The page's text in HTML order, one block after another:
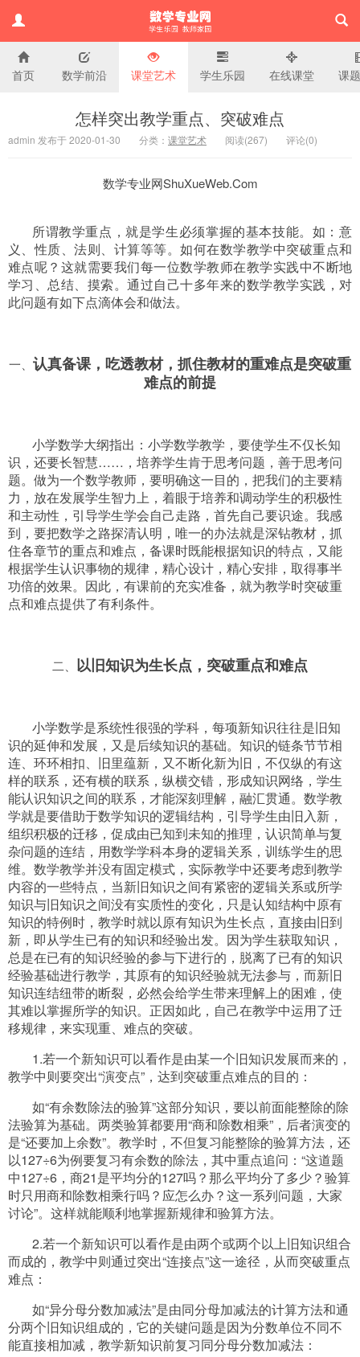
小学数学专业网
首页 数学前沿 课堂艺术 学生乐园 在线课堂 课
怎样突出教学重点、突破难点
admin 发布于 2020-01-30 分类： 课堂艺术 阅读(267) 评论(0)
数学专业网ShuXueWeb.Com
所谓教学重点，就是学生必须掌握的基本技能。如：意
义、性质、法则、计算等等。如何在数学教学中突破重点和
难点呢？这就需要我们每一位数学教师在教学实践中不断地
学习、总结、摸索。通过自己十多年来的数学教学实践，对
此问题有如下点滴体会和做法。
一、 认真备课，吃透教材，抓住教材的重难点是突破重
难点的前提
小学数学大纲指出：小学数学教学，要使学生不仅长知
识，还要长智慧……，培养学生肯于思考问题，善于思考问
题。做为一个数学教师，要明确这一目的，把我们的主要精
力，放在发展学生智力上，着眼于培养和调动学生的积极性
和主动性，引导学生学会自己走路，首先自己要识途。我感
到，要把数学之路探清认明，唯一的办法就是深钻教材，抓
住各章节的重点和难点，备课时既能根据知识的特点，又能
根据学生认识事物的规律，精心设计，精心安排，取得事半
功倍的效果。因此，有课前的充实准备，就为教学时突破重
点和难点提供了有利条件。
二、 以旧知识为生长点，突破重点和难点
小学数学是系统性很强的学科，每项新知识往往是旧知
识的延伸和发展，又是后续知识的基础。知识的链条节节相
连、环环相扣、旧里蕴新，又不断化新为旧，不仅纵的有这
样的联系，还有横的联系，纵横交错，形成知识网络，学生
能认识知识之间的联系，才能深刻理解，融汇贯通。数学教
学就是要借助于数学知识的逻辑结构，引导学生由旧入新，
组织积极的迁移，促成由已知到未知的推理，认识简单与复
杂问题的连结，用数学学科本身的逻辑关系，训练学生的思
维。数学教学并没有固定模式，实际教学中还要考虑到教学
内容的一些特点，当新旧知识之间有紧密的逻辑关系或所学
知识与旧知识之间没有实质性的变化，只是认知结构中原有
知识的特例时，教学时就以原有知识为生长点，直接由旧到
新，即从学生已有的知识和经验出发。因为学生获取知识，
总是在已有的知识经验的参与下进行的，脱离了已有的知识
经验基础进行教学，其原有的知识经验就无法参与，而新旧
知识连结纽带的断裂，必然会给学生带来理解上的困难，使
其难以掌握所学的知识。正因如此，自己在教学中运用了迁
移规律，来实现重、难点的突破。
1.若一个新知识可以看作是由某一个旧知识发展而来的，
教学中则要突出“演变点”，达到突破重点难点的目的：
如“有余数除法的验算”这部分知识，要以前面能整除的除
法验算为基础。两类验算都要用“商和除数相乘”，后者演变的
是“还要加上余数”。教学时，不但复习能整除的验算方法，还
以127÷6为例要复习有余数的除法，其中重点追问：“这道题
中127÷6，商21是平均分的127吗？那么平均分了多少？验算
时只用商和除数相乘行吗？应怎么办？这一系列问题，大家
讨论”。这样就能顺利地掌握新规律和验算方法。
2.若一个新知识可以看作是由两个或两个以上旧知识组合
而成的，教学中则通过突出“连接点”这一途径，从而突破重点
难点：
如“异分母分数加减法”是由同分母加减法的计算方法和通
分两个旧知识组成的，它的关键问题是因为分数单位不同不
能直接相加减，教学新知识前复习同分母分数加减法：